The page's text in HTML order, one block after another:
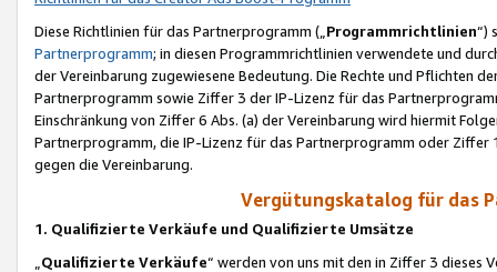
Diese Richtlinien für das Partnerprogramm („Programmrichtlinien“)
Partnerprogramm; in diesen Programmrichtlinien verwendete und
der Vereinbarung zugewiesene Bedeutung. Die Rechte und Pflichten
Partnerprogramm sowie Ziffer 3 der IP-Lizenz für das
Einschränkung von Ziffer 6 Abs. (a) der Vereinbarung wird hiermit
Partnerprogramm, die IP-Lizenz für das Partnerprogramm oder
gegen die Vereinbarung.
Vergütungskatalog für das
1. Qualifizierte Verkäufe und Qualifizierte Umsätze
Qualifizierte Verkäufe“ werden von uns mit den in Ziffer 3